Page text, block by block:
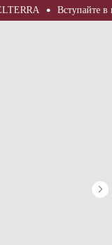
Вступайте в